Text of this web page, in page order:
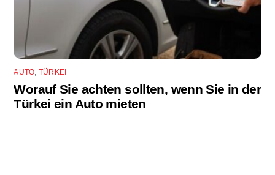
AUTO TÜRKEI
Worauf Sie achten sollten, wenn Sie in der
Türkei ein Auto mieten